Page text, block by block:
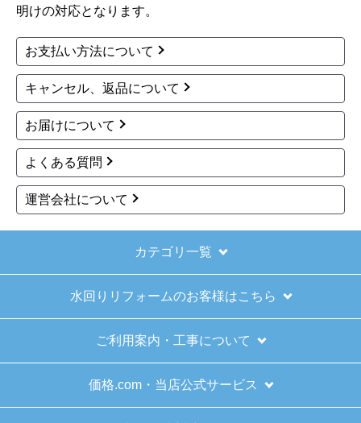
明けの対応となります。
お支払い方法について
キャンセル、返品について
お届けについて
よくある質問
運営会社について
カテゴリ一覧
水回りリフォームのお客様はこちら
ご利用案内・工事について
価格.com・当店公式サービス